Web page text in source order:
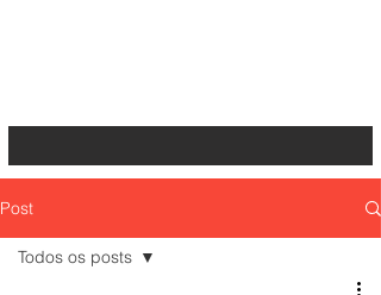
Post
Todos os posts